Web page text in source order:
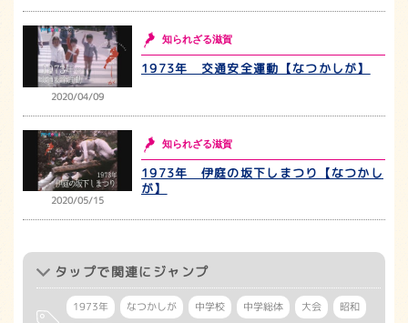
2020/04/09
知られざる滋賀
1973年 交通安全運動【なつかしが】
2020/05/15
知られざる滋賀
1973年 伊庭の坂下しまつり【なつかし
が】
タップで関連にジャンプ
1973年 なつかしが 中学校 中学総体 大会
昭和